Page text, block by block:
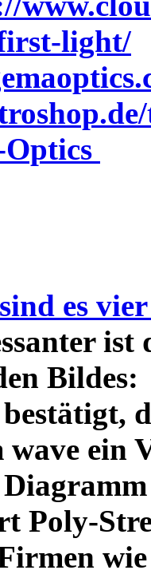
light/
es
wave ein
Poly-